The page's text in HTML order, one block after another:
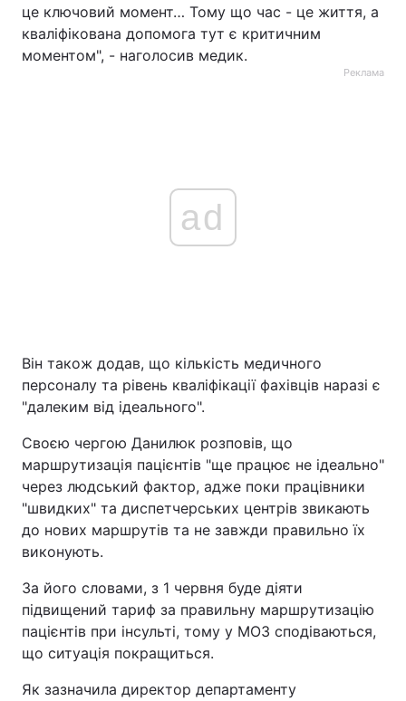
це ключовий момент… Тому що час - це життя, а
кваліфікована допомога тут є критичним
моментом", - наголосив медик.
Реклама
ad
Він також додав, що кількість медичного
персоналу та рівень кваліфікації фахівців наразі є
"далеким від ідеального".
Своєю чергою Данилюк розповів, що
маршрутизація пацієнтів "ще працює не ідеально"
через людський фактор, адже поки працівники
"швидких" та диспетчерських центрів звикають
до нових маршрутів та не завжди правильно їх
виконують.
За його словами, з 1 червня буде діяти
підвищений тариф за правильну маршрутизацію
пацієнтів при інсульті, тому у МОЗ сподіваються,
що ситуація покращиться.
Як зазначила директор департаменту